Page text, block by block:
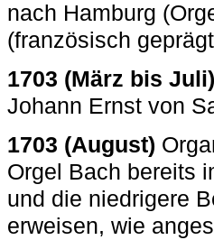
nach Hamburg
(französisch
1703 (März bis Juli)
Johann Ernst von
1703 (August)
Orgel Bach bereits
und die niedrigere
erweisen, wie